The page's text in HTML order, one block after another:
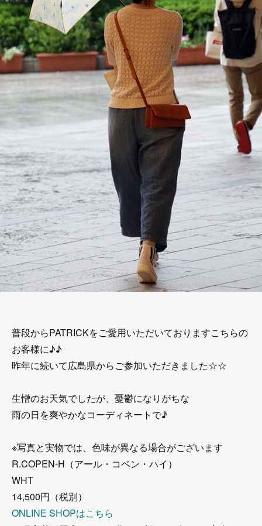
普段からPATRICKをご愛用いただいておりますこちらの
お客様に♪♪
昨年に続いて広島県からご参加いただきました☆☆
生憎のお天気でしたが、憂鬱になりがちな
雨の日を爽やかなコーディネートで♪
※写真と実物では、色味が異なる場合がございます
R.COPEN-H（アール・コペン・ハイ）
WHT
14,500円（税別）
ONLINE SHOPはこちら